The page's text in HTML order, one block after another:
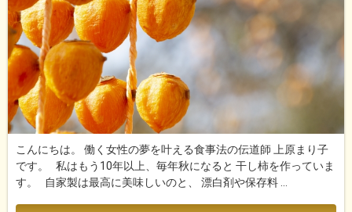
こんにちは。 働く女性の夢を叶える食事法の伝道師 上原まり子
です。 私はもう10年以上、毎年秋になると 干し柿を作っていま
す。 自家製は最高に美味しいのと、 漂白剤や保存料 …